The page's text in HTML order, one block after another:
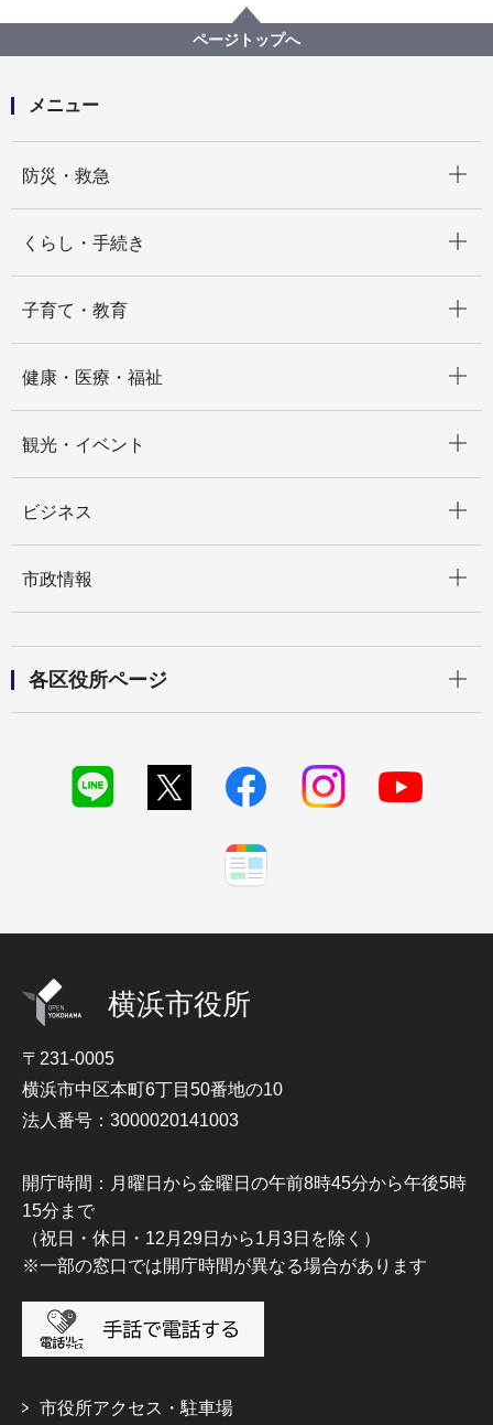
会計年度任用職員採用募集
【こども青少年局】会計年度任用職員（保育・教育給
付課 事務補助 月額職）募集（令和７年４月１日採
ページトップへ
メニュー
防災・救急
くらし・手続き
子育て・教育
健康・医療・福祉
観光・イベント
ビジネス
市政情報
各区役所ページ
横浜市役所
〒231-0005
横浜市中区本町6丁目50番地の10
法人番号：3000020141003
開庁時間：月曜日から金曜日の午前8時45分から午後5時
15分まで
（祝日・休日・12月29日から1月3日を除く）
※一部の窓口では開庁時間が異なる場合があります
市役所アクセス・駐車場